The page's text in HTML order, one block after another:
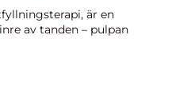
är en
av tanden – pulpan